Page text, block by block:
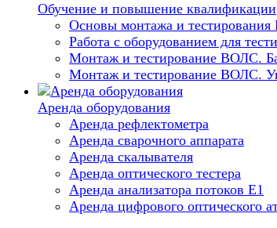
Обучение и повышение квалификации
Основы монтажа и
Работа с оборудованием для
Монтаж и тестирование ВОЛС.
Монтаж и тестирование ВОЛС.
Аренда оборудования
Аренда рефлектометра
Аренда сварочного аппарата
Аренда скалывателя
Аренда оптического тестера
Аренда анализатора потоков Е1
Аренда цифрового оптического